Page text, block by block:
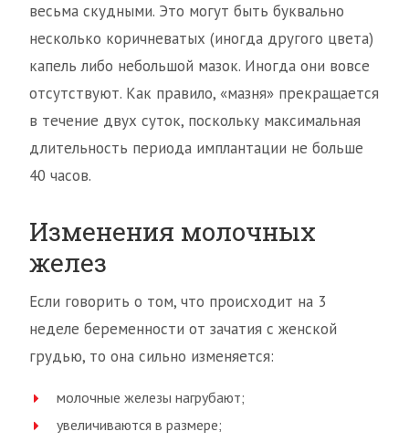
весьма скудными. Это могут быть буквально
несколько коричневатых (иногда другого цвета)
капель либо небольшой мазок. Иногда они вовсе
отсутствуют. Как правило, «мазня» прекращается
в течение двух суток, поскольку максимальная
длительность периода имплантации не больше
40 часов.
Изменения молочных
желез
Если говорить о том, что происходит на 3
неделе беременности от зачатия с женской
грудью, то она сильно изменяется:
молочные железы нагрубают;
увеличиваются в размере;